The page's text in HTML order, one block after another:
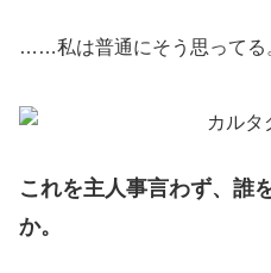
……私は普通にそう思ってる
これを主人事言わず、誰
か。